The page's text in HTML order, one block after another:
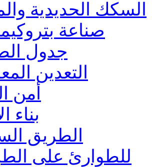
السكك الحديدية
صناعة
جدول
التعدين
أمن
بناء
الطريق
للطوارئ على